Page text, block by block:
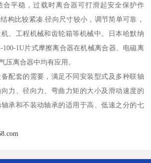
合平稳，过载时离合器可打滑起安全保护作
构比较紧凑.径向尺寸较小，调节简单可靠，
、工程机械和齿轮箱等机械中。日本哈默纳
100-1U片式摩擦离合器在机械离合器、电磁离
压离合器中均有应用。
配套的需要，满足不同安装型式及多种联轴
力、径向力、弯曲力矩的大小及滑动速度的
承和不装动轴承的适用于高、低速之分的七